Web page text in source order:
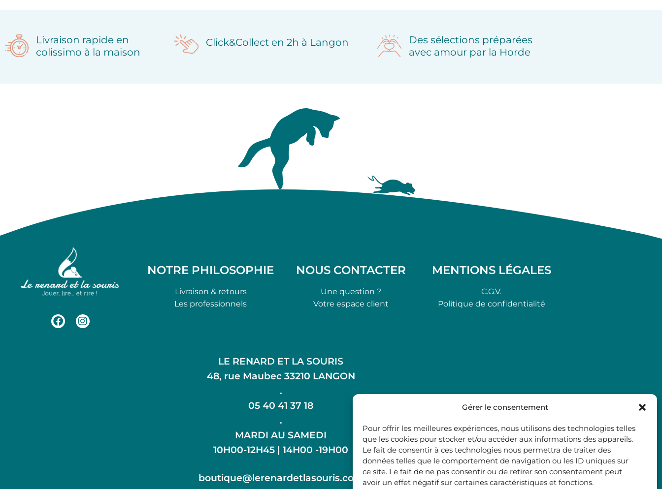
Gérer le consentement
Pour offrir les meilleures expériences, nous utilisons des technologies telles
que les cookies pour stocker et/ou accéder aux informations des appareils.
Le fait de consentir à ces technologies nous permettra de traiter des
données telles que le comportement de navigation ou les ID uniques sur
ce site. Le fait de ne pas consentir ou de retirer son consentement peut
avoir un effet négatif sur certaines caractéristiques et fonctions.
Livraison rapide en
colissimo à la maison
Click&Collect en 2h à Langon
Des sélections préparées
avec amour par la Horde
NOTRE PHILOSOPHIE
Livraison & retours
Les professionnels
NOUS CONTACTER
Une question ?
Votre espace client
MENTIONS LÉGALES
C.G.V.
Politique de confidentialité
LE RENARD ET LA SOURIS
48, rue Maubec 33210 LANGON
.
05 40 41 37 18
.
MARDI AU SAMEDI
10H00-12H45 | 14H00 -19H00
boutique@lerenardetlasouris.com